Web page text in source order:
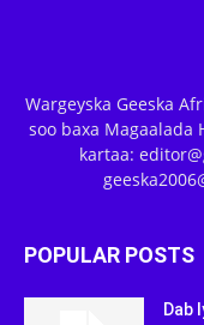
Wargeyska Geeska
soo baxa Magaalada
kartaa:
POPULAR POSTS
Dab